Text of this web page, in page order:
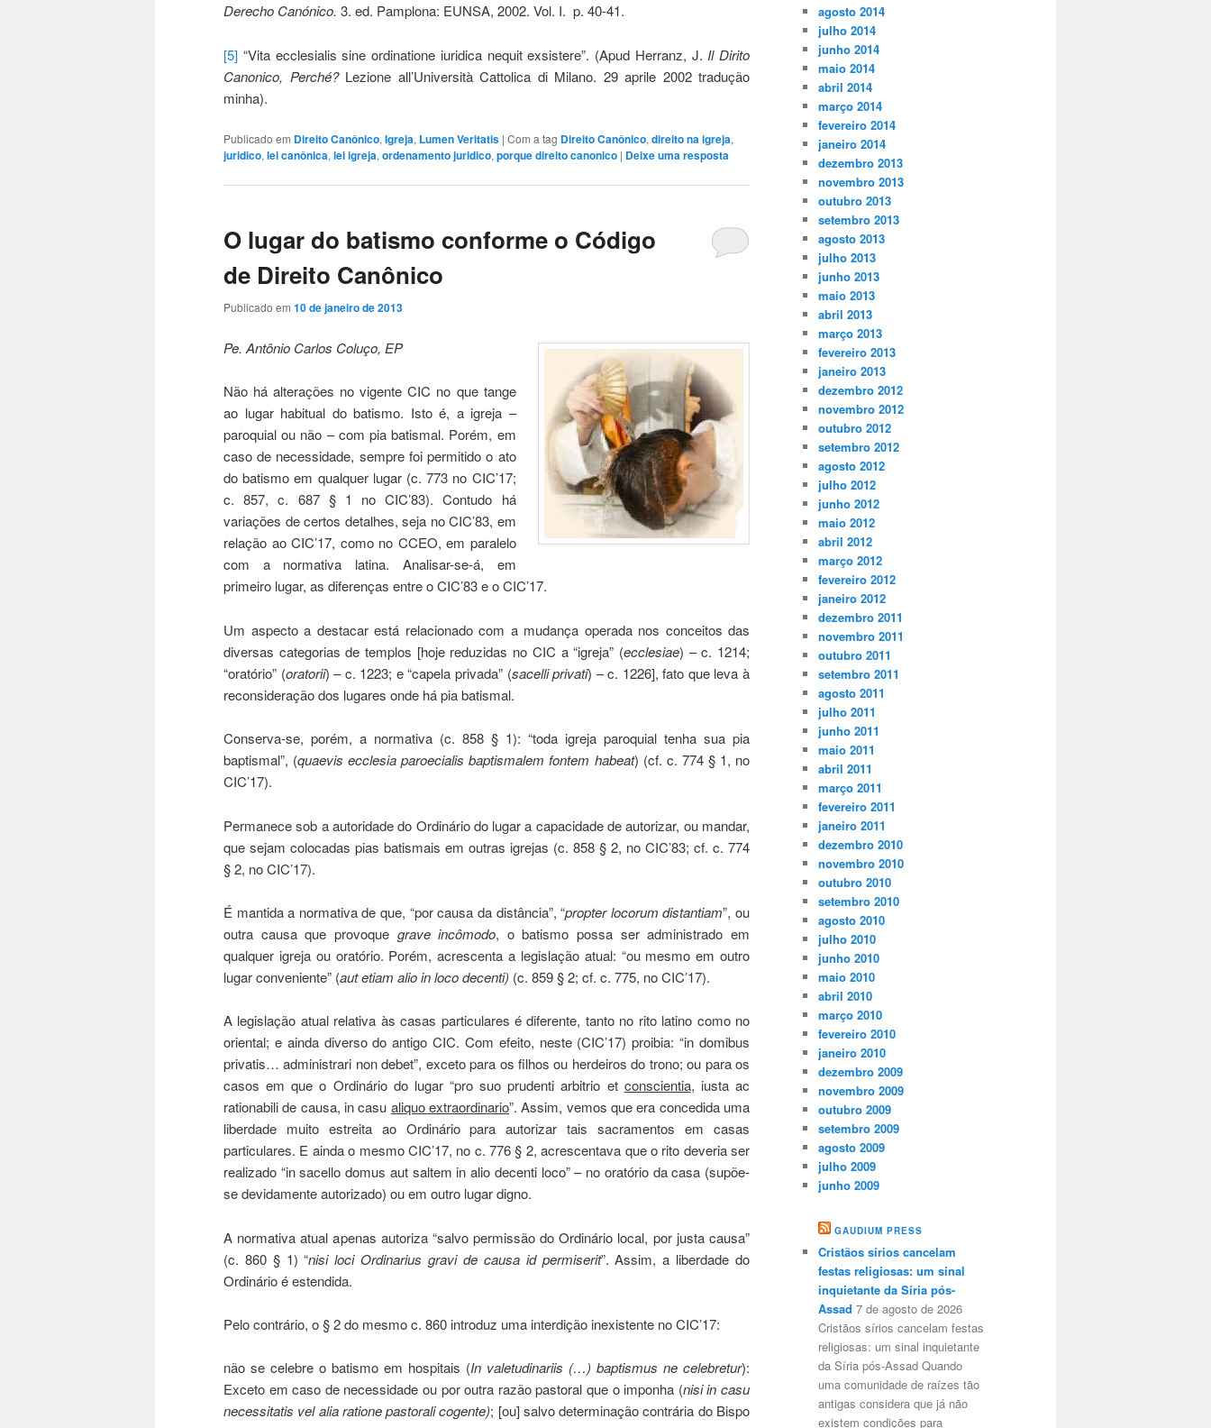
Derecho Canónico. 3. ed. Pamplona: EUNSA, 2002. Vol. I. p. 40-41.
[5] “Vita ecclesialis sine ordinatione iuridica nequit exsistere”. (Apud Herranz, J. Il Dirito
Canonico, Perché?Lezione all’Università Cattolica di Milano. 29 aprile 2002 tradução
minha).
Publicado em Direito Canônico, Igreja, Lumen Veritatis | Com a tag Direito Canônico, direito na igreja,
juridico, lei canônica, lei igreja, ordenamento juridico, porque direito canonico | Deixe uma resposta
O lugar do batismo conforme o Código
de Direito Canônico
Publicado em 10 de janeiro de 2013
Pe. Antônio Carlos Coluço, EP
Não há alterações no vigente CIC no que tange
ao lugar habitual do batismo. Isto é, a igreja –
paroquial ou não – com pia batismal. Porém, em
caso de necessidade, sempre foi permitido o ato
do batismo em qualquer lugar (c. 773 no CIC’17;
c. 857, c. 687 § 1 no CIC’83). Contudo há
variações de certos detalhes, seja no CIC’83, em
relação ao CIC’17, como no CCEO, em paralelo
com a normativa latina. Analisar-se-á, em
primeiro lugar, as diferenças entre o CIC’83 e o CIC’17.
Um aspecto a destacar está relacionado com a mudança operada nos conceitos das
diversas categorias de templos [hoje reduzidas no CIC a “igreja” (ecclesiae) – c. 1214;
“oratório” (oratorii) – c. 1223; e “capela privada” (sacelli privati) – c. 1226], fato que leva à
reconsideração dos lugares onde há pia batismal.
Conserva-se, porém, a normativa (c. 858 § 1): “toda igreja paroquial tenha sua pia
baptismal”, (quaevis ecclesia paroecialis baptismalem fontem habeat) (cf. c. 774 § 1, no
CIC’17).
Permanece sob a autoridade do Ordinário do lugar a capacidade de autorizar, ou mandar,
que sejam colocadas pias batismais em outras igrejas (c. 858 § 2, no CIC’83; cf. c. 774
§ 2, no CIC’17).
É mantida a normativa de que, “por causa da distância”, “propter locorum distantiam”, ou
outra causa que provoque grave incômodo, o batismo possa ser administrado em
qualquer igreja ou oratório. Porém, acrescenta a legislação atual: “ou mesmo em outro
lugar conveniente” (aut etiam alio in loco decenti) (c. 859 § 2; cf. c. 775, no CIC’17).
A legislação atual relativa às casas particulares é diferente, tanto no rito latino como no
oriental; e ainda diverso do antigo CIC. Com efeito, neste (CIC’17) proibia: “in domibus
privatis… administrari non debet”, exceto para os filhos ou herdeiros do trono; ou para os
casos em que o Ordinário do lugar “pro suo prudenti arbitrio et conscientia, iusta ac
rationabili de causa, in casu aliquo extraordinario”. Assim, vemos que era concedida uma
liberdade muito estreita ao Ordinário para autorizar tais sacramentos em casas
particulares. E ainda o mesmo CIC’17, no c. 776 § 2, acrescentava que o rito deveria ser
realizado “in sacello domus aut saltem in alio decenti loco” – no oratório da casa (supõe-
se devidamente autorizado) ou em outro lugar digno.
A normativa atual apenas autoriza “salvo permissão do Ordinário local, por justa causa”
(c. 860 § 1) “nisi loci Ordinarius gravi de causa id permiserit”. Assim, a liberdade do
Ordinário é estendida.
Pelo contrário, o § 2 do mesmo c. 860 introduz uma interdição inexistente no CIC’17:
não se celebre o batismo em hospitais (In valetudinariis (…) baptismus ne celebretur):
Exceto em caso de necessidade ou por outra razão pastoral que o imponha (nisi in casu
necessitatis vel alia ratione pastorali cogente); [ou] salvo determinação contrária do Bispo
agosto 2014
julho 2014
junho 2014
maio 2014
abril 2014
março 2014
fevereiro 2014
janeiro 2014
dezembro 2013
novembro 2013
outubro 2013
setembro 2013
agosto 2013
julho 2013
junho 2013
maio 2013
abril 2013
março 2013
fevereiro 2013
janeiro 2013
dezembro 2012
novembro 2012
outubro 2012
setembro 2012
agosto 2012
julho 2012
junho 2012
maio 2012
abril 2012
março 2012
fevereiro 2012
janeiro 2012
dezembro 2011
novembro 2011
outubro 2011
setembro 2011
agosto 2011
julho 2011
junho 2011
maio 2011
abril 2011
março 2011
fevereiro 2011
janeiro 2011
dezembro 2010
novembro 2010
outubro 2010
setembro 2010
agosto 2010
julho 2010
junho 2010
maio 2010
abril 2010
março 2010
fevereiro 2010
janeiro 2010
dezembro 2009
novembro 2009
outubro 2009
setembro 2009
agosto 2009
julho 2009
junho 2009
GAUDIUM PRESS
Cristãos sírios cancelam
festas religiosas: um sinal
inquietante da Síria pós-
Assad 7 de agosto de 2026
Cristãos sírios cancelam festas
religiosas: um sinal inquietante
da Síria pós-Assad Quando
uma comunidade de raízes tão
antigas considera que já não
existem condições para